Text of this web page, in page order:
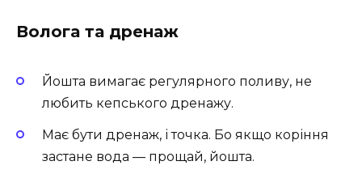
Волога та дренаж
Йошта вимагає регулярного поливу, не
любить кепського дренажу.
Має бути дренаж, і точка. Бо якщо коріння
застане вода — прощай, йошта.